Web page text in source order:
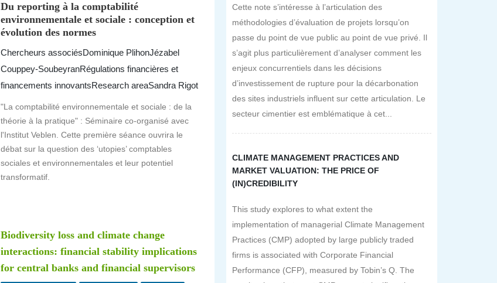
Du reporting à la comptabilité
environnementale et sociale : conception et
évolution des normes
Chercheurs associésDominique PlihonJézabel
Couppey-SoubeyranRégulations financières et
financements innovantsResearch areaSandra Rigot
"La comptabilité environnementale et sociale : de la
théorie à la pratique" : Séminaire co-organisé avec
l'Institut Veblen. Cette première séance ouvrira le
débat sur la question des ‘utopies’ comptables
sociales et environnementales et leur potentiel
transformatif.
Biodiversity loss and climate change
interactions: financial stability implications
for central banks and financial supervisors
Cette note s’intéresse à l’articulation des
méthodologies d’évaluation de projets lorsqu’on
passe du point de vue public au point de vue privé. Il
s’agit plus particulièrement d’analyser comment les
enjeux concurrentiels dans les décisions
d’investissement de rupture pour la décarbonation
des sites industriels influent sur cette articulation. Le
secteur cimentier est emblématique à cet...
CLIMATE MANAGEMENT PRACTICES AND
MARKET VALUATION: THE PRICE OF
(IN)CREDIBILITY
This study explores to what extent the
implementation of managerial Climate Management
Practices (CMP) adopted by large publicly traded
firms is associated with Corporate Financial
Performance (CFP), measured by Tobin’s Q. The